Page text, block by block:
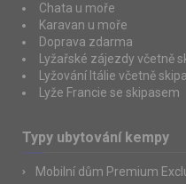
Chata u moře
Karavan u moře
Doprava zdarma
Lyžařské zájezdy včetně
Lyžování Itálie včetně
Lyže Francie se skipasem
Typy ubytování kempy
Mobilní dům Premium